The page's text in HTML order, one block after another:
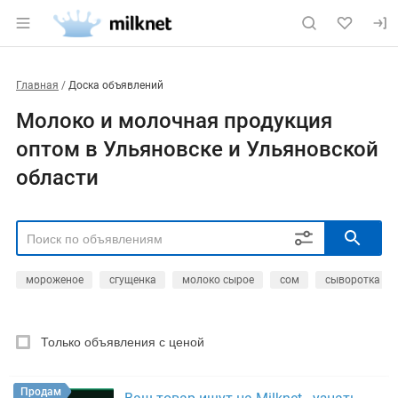
Главная Доска объявлений
Молоко и молочная продукция
оптом в Ульяновске и Ульяновской
области
мороженое сгущенка молоко сырое сом сыворотка
РЕГИОН Выбрать регион
Только объявления с ценой
Продам